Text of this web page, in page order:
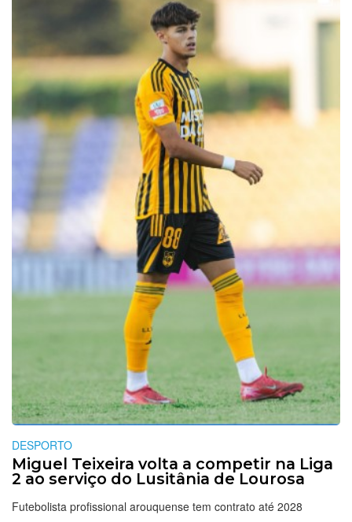
DESPORTO
Miguel Teixeira volta a competir na Liga
2 ao serviço do Lusitânia de Lourosa
Futebolista profissional arouquense tem contrato até 2028